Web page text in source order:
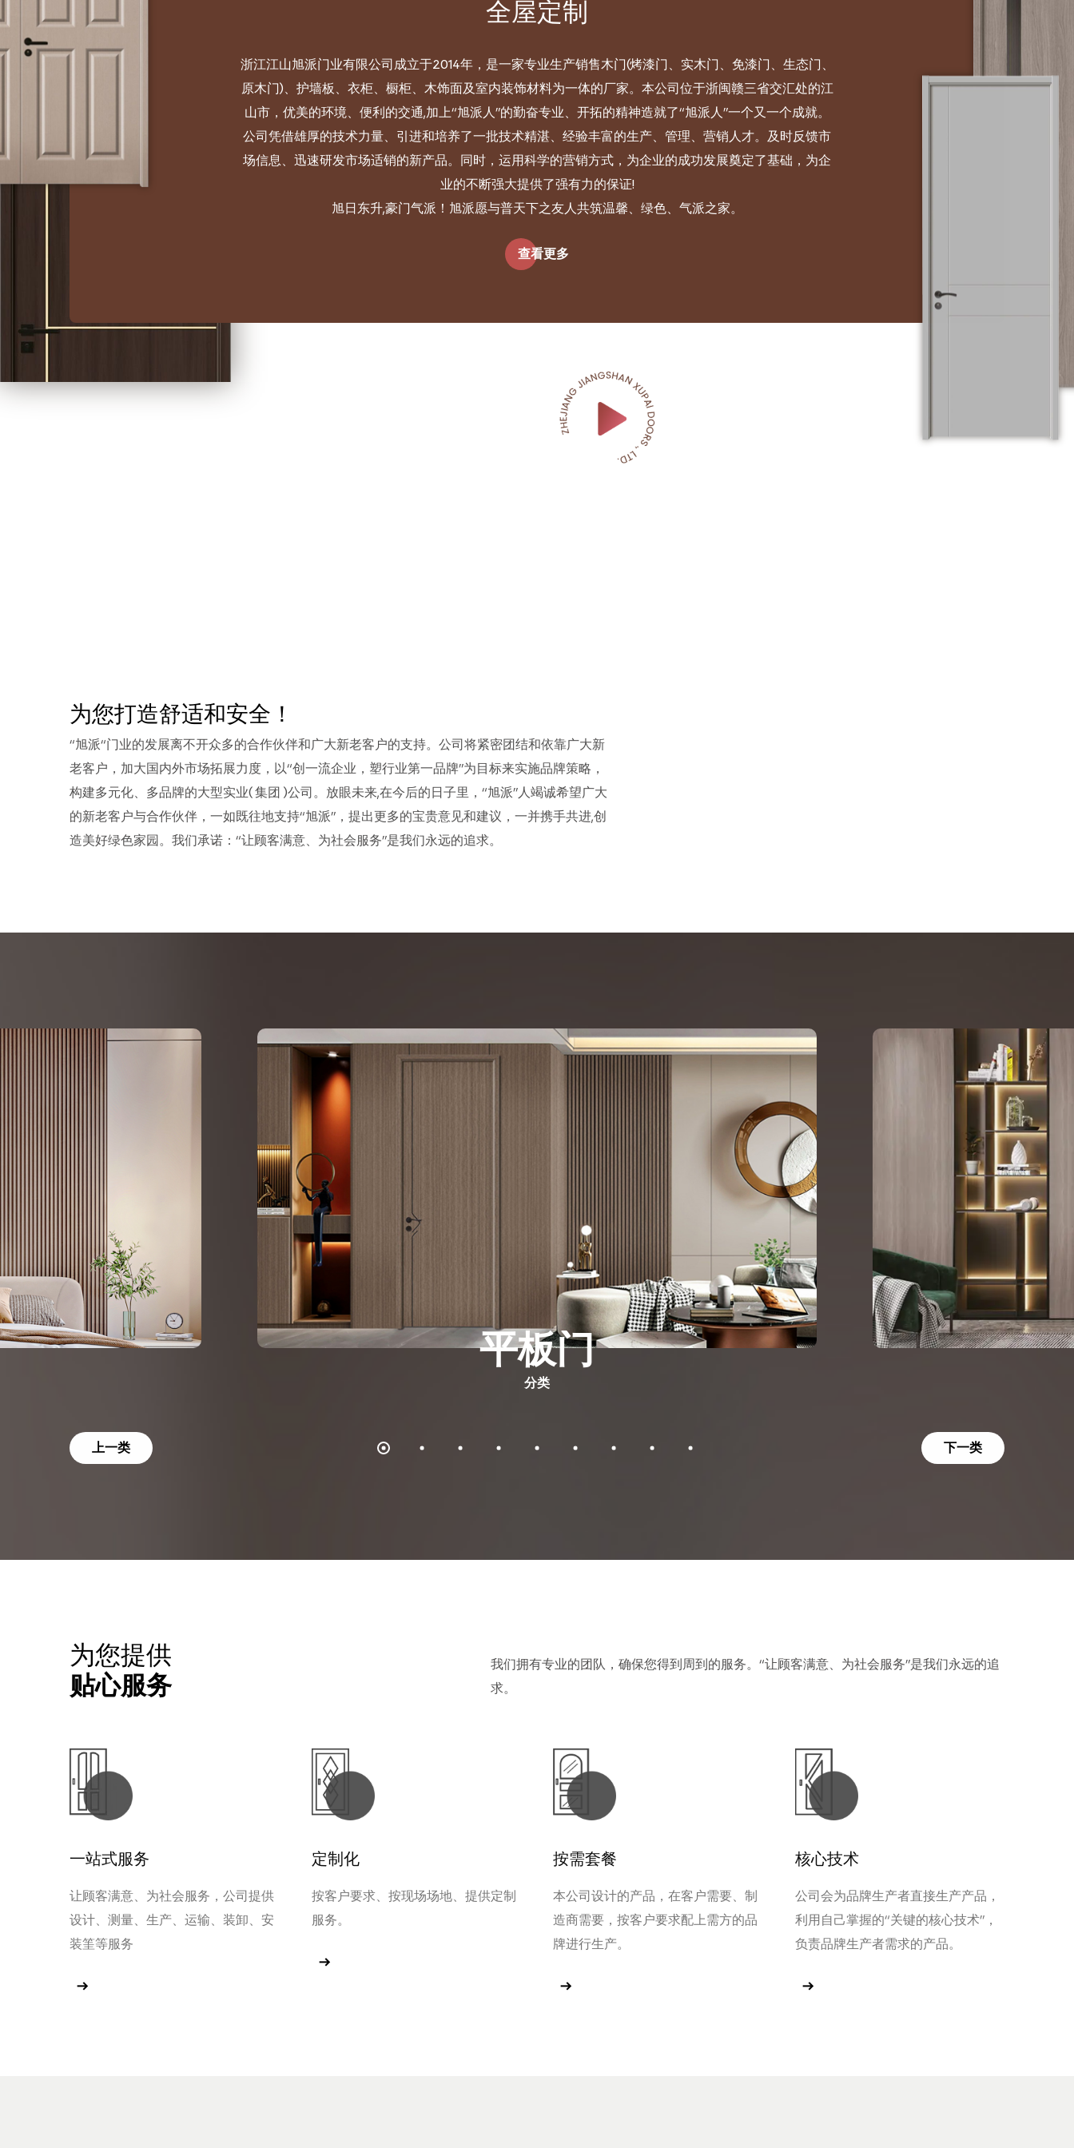
全屋定制
浙江江山旭派门业有限公司成立于2014年，是一家专业生产销售木门(烤漆门、实木门、免漆门、生态门、
原木门)、护墙板、衣柜、橱柜、木饰面及室内装饰材料为一体的厂家。本公司位于浙闽赣三省交汇处的江
山市，优美的环境、便利的交通,加上“旭派人”的勤奋专业、开拓的精神造就了“旭派人”一个又一个成就。
公司凭借雄厚的技术力量、引进和培养了一批技术精湛、经验丰富的生产、管理、营销人才。及时反馈市
场信息、迅速研发市场适销的新产品。同时，运用科学的营销方式，为企业的成功发展奠定了基础，为企
业的不断强大提供了强有力的保证!
旭日东升,豪门气派！旭派愿与普天下之友人共筑温馨、绿色、气派之家。
查看更多
为您打造舒适和安全！
“旭派“门业的发展离不开众多的合作伙伴和广大新老客户的支持。公司将紧密团结和依靠广大新
老客户，加大国内外市场拓展力度，以“创一流企业，塑行业第一品牌”为目标来实施品牌策略，
构建多元化、多品牌的大型实业( 集团 )公司。放眼未来,在今后的日子里，“旭派”人竭诚希望广大
的新老客户与合作伙伴，一如既往地支持“旭派”，提出更多的宝贵意见和建议，一并携手共进,创
造美好绿色家园。我们承诺：“让顾客满意、为社会服务”是我们永远的追求。
衣柜、橱柜
护墙板
平板门
铝条木门
工艺门
玻璃门
护墙板
铝条木门
工艺门
玻璃门
木门
木饰面门
分类
分类
分类
分类
分类
上一类 下一类
为您提供
贴心服务
我们拥有专业的团队，确保您得到周到的服务。“让顾客满意、为社会服务”是我们永远的追
求。
一站式服务
让顾客满意、为社会服务，公司提供
设计、测量、生产、运输、装卸、安
装筀等服务
查看更多
定制化
按客户要求、按现场场地、提供定制
服务。
查看更多
按需套餐
本公司设计的产品，在客户需要、制
造商需要，按客户要求配上需方的品
牌进行生产。
查看更多
核心技术
公司会为品牌生产者直接生产产品，
利用自己掌握的“关键的核心技术”，
负责品牌生产者需求的产品。
查看更多